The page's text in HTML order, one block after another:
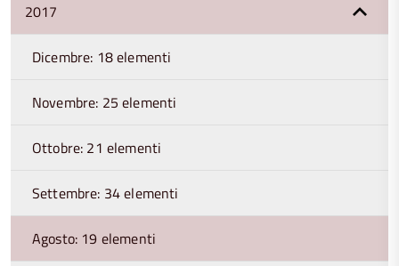
2017
Dicembre: 18 elementi
Novembre: 25 elementi
Ottobre: 21 elementi
Settembre: 34 elementi
Agosto: 19 elementi